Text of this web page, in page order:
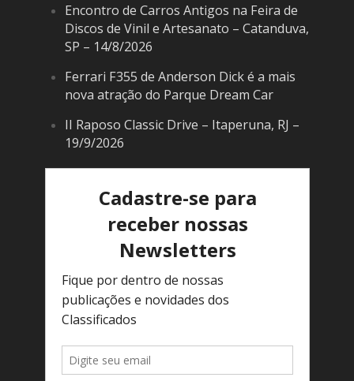
Encontro de Carros Antigos na Feira de
Discos de Vinil e Artesanato – Catanduva,
SP – 14/8/2026
Ferrari F355 de Anderson Dick é a mais
nova atração do Parque Dream Car
II Raposo Classic Drive – Itaperuna, RJ –
19/9/2026